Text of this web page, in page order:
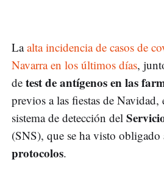
Laalta incidencia de casos de
Navarra en los últimos días,
de test de antígenos en las
previos a las fiestas de Navidad,
sistema de detección del
(SNS), que se ha visto obligado
protocolos.